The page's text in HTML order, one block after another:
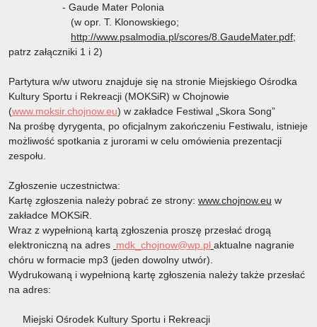
- Gaude Mater Polonia
(w opr. T. Klonowskiego;
http://www.psalmodia.pl/scores/8.GaudeMater.pdf;
patrz załączniki 1 i 2)
Partytura w/w utworu znajduje się na stronie Miejskiego Ośrodka
Kultury Sportu i Rekreacji (MOKSiR) w Chojnowie
(www.moksir.chojnow.eu) w zakładce Festiwal „Skora Song”
Na prośbę dyrygenta, po oficjalnym zakończeniu Festiwalu, istnieje
możliwość spotkania z jurorami w celu omówienia prezentacji
zespołu.
Zgłoszenie uczestnictwa:
Kartę zgłoszenia należy pobrać ze strony: www.chojnow.eu w
zakładce MOKSiR.
Wraz z wypełnioną kartą zgłoszenia proszę przesłać drogą
elektroniczną na adres mdk_chojnow@wp.pl aktualne nagranie
chóru w formacie mp3 (jeden dowolny utwór).
Wydrukowaną i wypełnioną kartę zgłoszenia należy także przesłać
na adres:
Miejski Ośrodek Kultury Sportu i Rekreacji